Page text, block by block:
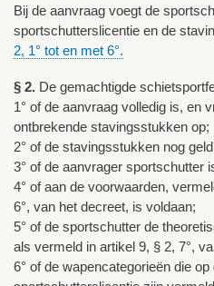
Bij de aanvraag voegt de
sportschutterslicentie en de
2, 1° tot en met 6°.
§ 2. De gemachtigde
1° of de aanvraag volledig is, en
ontbrekende stavingsstukken op;
2° of de stavingsstukken nog
3° of de aanvrager sportschutter
4° of aan de voorwaarden,
6°, van het decreet, is voldaan;
5° of de sportschutter de
als vermeld in artikel 9, § 2, 7°,
6° of de wapencategorieën die op